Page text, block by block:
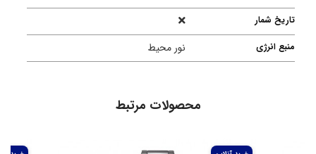
تاریخ شمار
منبع انرژی
نور محیط
محصولات مرتبط